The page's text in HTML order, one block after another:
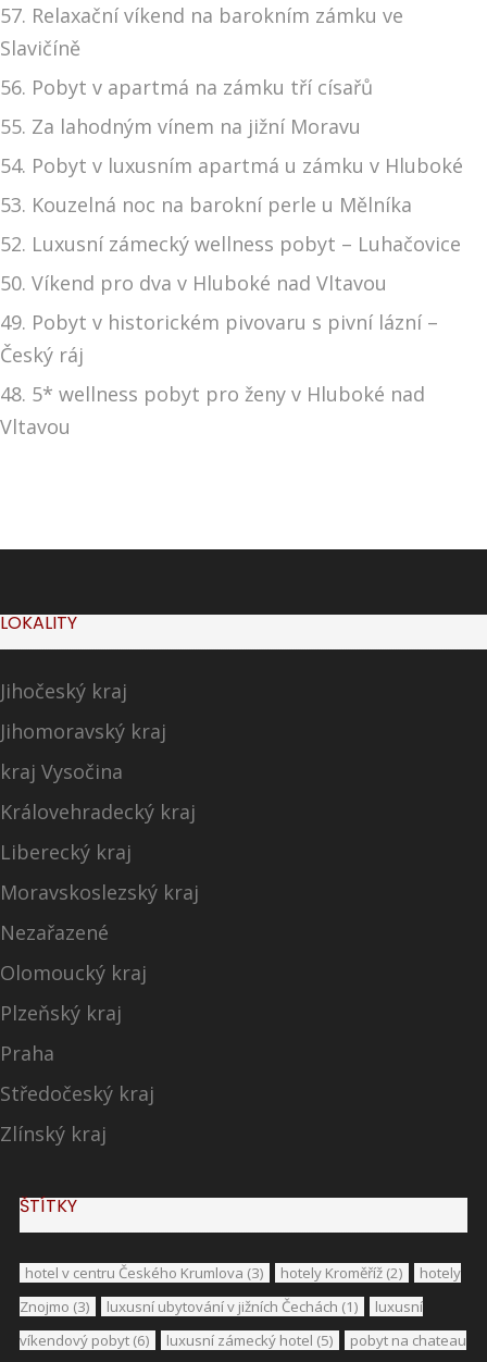
57. Relaxační víkend na barokním zámku ve
Slavičíně
56. Pobyt v apartmá na zámku tří císařů
55. Za lahodným vínem na jižní Moravu
54. Pobyt v luxusním apartmá u zámku v Hluboké
53. Kouzelná noc na barokní perle u Mělníka
52. Luxusní zámecký wellness pobyt – Luhačovice
50. Víkend pro dva v Hluboké nad Vltavou
49. Pobyt v historickém pivovaru s pivní lázní –
Český ráj
48. 5* wellness pobyt pro ženy v Hluboké nad
Vltavou
LOKALITY
Jihočeský kraj
Jihomoravský kraj
kraj Vysočina
Královehradecký kraj
Liberecký kraj
Moravskoslezský kraj
Nezařazené
Olomoucký kraj
Plzeňský kraj
Praha
Středočeský kraj
Zlínský kraj
ŠTÍTKY
hotel v centru Českého Krumlova (3) hotely Kroměříž (2)
hotely
Znojmo (3) luxusní ubytování v jižních Čechách (1)
luxusní
víkendový pobyt (6) luxusní zámecký hotel (5)
pobyt na chateau